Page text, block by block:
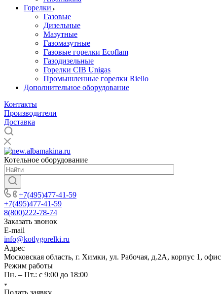
Горелки
Газовые
Дизельные
Мазутные
Газомазутные
Газовые горелки Ecoflam
Газодизельные
Горелки CIB Unigas
Промышленные горелки Riello
Дополнительное оборудование
Контакты
Производители
Доставка
Котельное оборудование
+7(495)477-41-59
+7(495)477-41-59
8(800)222-78-74
Заказать звонок
E-mail
info@kotlygorelki.ru
Адрес
Московская область, г. Химки, ул. Рабочая, д.2А, корпус 1,
Режим работы
Пн. – Пт.: с 9:00 до 18:00
Подать заявку